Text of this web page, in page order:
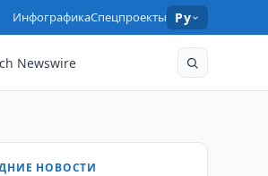
ИнфографикаСпецпроекты Ру
Newswire
НОВОСТИ